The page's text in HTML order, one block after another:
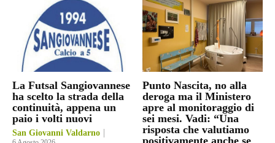
La Futsal Sangiovannese
ha scelto la strada della
continuità, appena un
paio i volti nuovi
San Giovanni Valdarno
Punto Nascita, no alla
deroga ma il Ministero
apre al monitoraggio di
sei mesi. Vadi: “Una
risposta che valutiamo
positivamente anche se